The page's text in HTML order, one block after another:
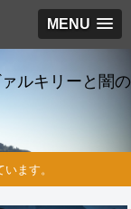
MENU
ルキリーと闇の
ます。